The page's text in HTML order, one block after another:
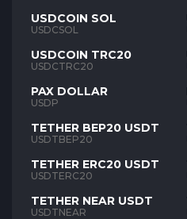
USDCOIN SOL
USDCSOL
USDCOIN TRC20
USDCTRC20
PAX DOLLAR
USDP
TETHER BEP20 USDT
USDTBEP20
TETHER ERC20 USDT
USDTERC20
TETHER NEAR USDT
USDTNEAR